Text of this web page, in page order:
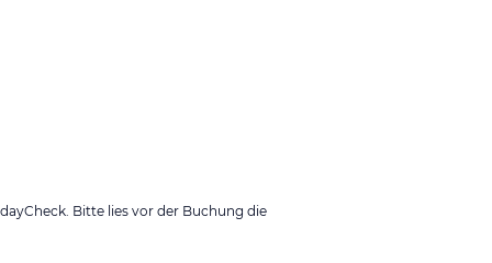
Bitte lies vor der Buchung die